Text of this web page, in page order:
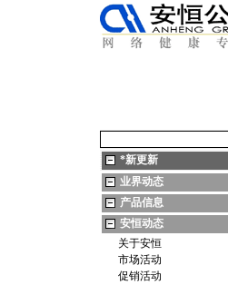
*新更新
业界动态
产品信息
安恒动态
关于安恒
市场活动
促销活动